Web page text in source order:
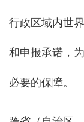
行政区域内世
和申报承诺，
必要的保障。